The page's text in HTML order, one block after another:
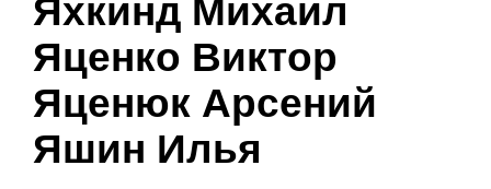
Яхкинд Михаил
Яценко Виктор
Яценюк Арсений
Яшин Илья